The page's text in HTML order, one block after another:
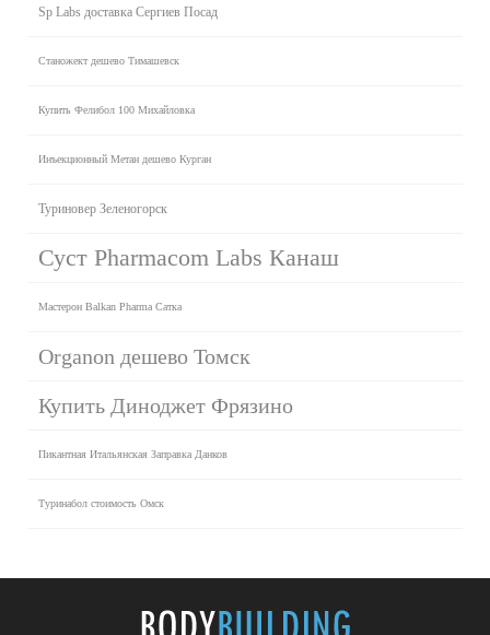
Sp Labs доставка Сергиев Посад
Станожект дешево Тимашевск
Купить Фелибол 100 Михайловка
Инъекционный Метан дешево Курган
Туриновер Зеленогорск
Суст Pharmacom Labs Канаш
Мастерон Balkan Pharma Сатка
Organon дешево Томск
Купить Диноджет Фрязино
Пикантная Итальянская Заправка Данков
Туринабол стоимость Омск